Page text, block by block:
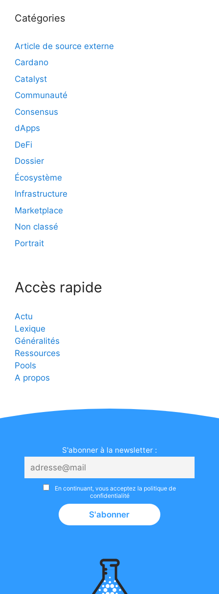
Catégories
Article de source externe
Cardano
Catalyst
Communauté
Consensus
dApps
DeFi
Dossier
Écosystème
Infrastructure
Marketplace
Non classé
Portrait
Accès rapide
Actu
Lexique
Généralités
Ressources
Pools
A propos
S'abonner à la newsletter :
En continuant, vous acceptez la politique de
confidentialité